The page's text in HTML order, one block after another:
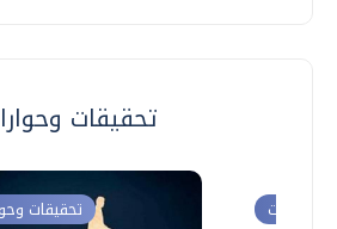
تحقيقات
تحقيقات وحوارات